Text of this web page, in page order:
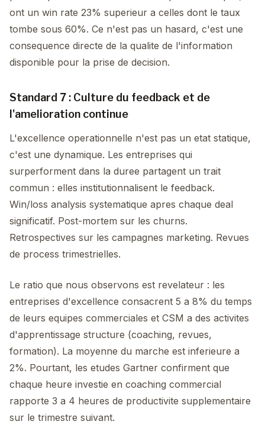
ont un win rate 23% superieur a celles dont le taux
tombe sous 60%. Ce n'est pas un hasard, c'est une
consequence directe de la qualite de l'information
disponible pour la prise de decision.
Standard 7 : Culture du feedback et de
l'amelioration continue
L'excellence operationnelle n'est pas un etat statique,
c'est une dynamique. Les entreprises qui
surperforment dans la duree partagent un trait
commun : elles institutionnalisent le feedback.
Win/loss analysis systematique apres chaque deal
significatif. Post-mortem sur les churns.
Retrospectives sur les campagnes marketing. Revues
de process trimestrielles.
Le ratio que nous observons est revelateur : les
entreprises d'excellence consacrent 5 a 8% du temps
de leurs equipes commerciales et CSM a des activites
d'apprentissage structure (coaching, revues,
formation). La moyenne du marche est inferieure a
2%. Pourtant, les etudes Gartner confirment que
chaque heure investie en coaching commercial
rapporte 3 a 4 heures de productivite supplementaire
sur le trimestre suivant.